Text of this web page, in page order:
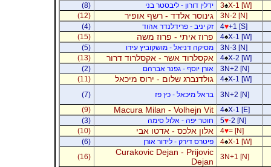
3♠X-1 [W] ידלין דורון - ליבסטר בני
(8)
3N-2 [N]
גינוסר אלדד - רשף אופיר
(12)
4♥+1 [S] זק יניב - פרידלנדר אהוד
(4)
4♠X-1 [W] פרוז איתי - פרוז משה
(15)
3N-3 [N]
מסיקה דניאל - מושקוביץ עידו
(5)
4♠X-2 [W] אקסלרוד אשר - אקסלרוד דרור
(13)
3N+2 [N]
אורן יוסף - גפנר אברהם
(2)
4♠X-1 [W] גולדנברג שלום - ירוס מיכאל
(11)
3N+2 [N]
בראל מיכאל - כץ פז
(7)
4♠X-1 [E]
Macura Milan - Volhejn Vit
(9)
5♥-2 [N] חוטר יפה - אלול סימה
(3)
4♥= [N] אלון אלכס - אדטו אבי
(10)
4♠X-1 [W] פיטרס דירק - לידור אורן
(6)
3N+1 [N]
Curakovic Dejan - Prijovic
Dejan
(16)